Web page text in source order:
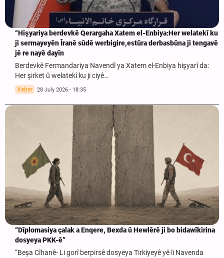
“Hişyariya berdevkê Qerargaha Xatem el-Enbiya:Her welatekî ku
ji sermayeyên Îranê sûdê werbigire,estûra derbasbûna ji tengavê
jê re nayê dayîn
Berdevkê Fermandariya Navendî ya Xatem el-Enbiya hişyarî da:
Her şirket û welatekî ku ji ciyê…
Xeber 28 July 2026 - 18:35
“Dîplomasiya çalak a Enqere, Bexda û Hewlêrê ji bo bidawîkirina
dosyeya PKK-ê”
“Beşa Cîhanê- Li gorî berpirsê dosyeya Tirkiyeyê yê li Navenda